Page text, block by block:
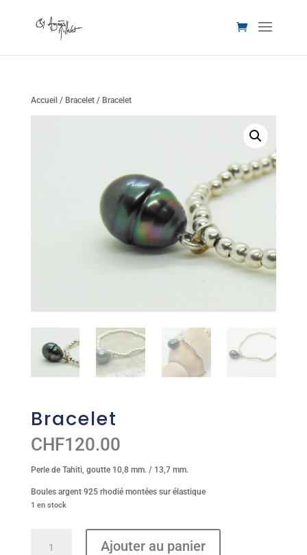
Accueil / Bracelet/ Bracelet
Bracelet
CHF120.00
Perle de Tahiti, goutte 10,8 mm. / 13,7 mm.
Boules argent 925 rhodié montées sur élastique
1 en stock
Ajouter au panier